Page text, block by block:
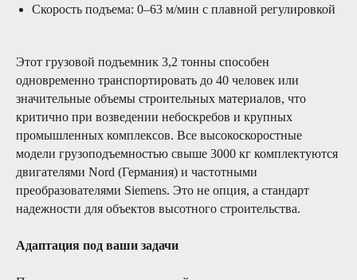
Скорость подъема: 0–63 м/мин с плавной регулировкой
Этот грузовой подъемник 3,2 тонны способен
одновременно транспортировать до 40 человек или
значительные объемы строительных материалов, что
критично при возведении небоскребов и крупных
промышленных комплексов. Все высокоскоростные
модели грузоподъемностью свыше 3000 кг комплектуются
двигателями Nord (Германия) и частотными
преобразователями Siemens. Это не опция, а стандарт
надежности для объектов высотного строительства.
Адаптация под ваши задачи
03/
Безопасность
Башенные краны требуют особого
Надежность
Своевременное и качественное сервисное
обслуживание - залог долгих лет работы
Вашей строительной техники